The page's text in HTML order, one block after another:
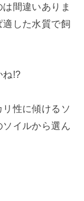
間違いありま
した水質で飼
ね!?
性に傾けるソ
イルから選ん